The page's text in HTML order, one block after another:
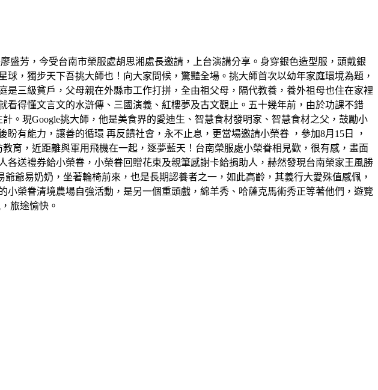
盛芳，今受台南市榮服處胡思湘處長邀請，上台演講分享。身穿銀色造型服，頭戴銀
，獨步天下吾挑大師也！向大家問候，驚豔全場。挑大師首次以幼年家庭環境為題，
三級貧戶，父母親在外縣市工作打拼，全由祖父母，隔代教養，養外祖母也住在家裡
得懂文言文的水滸傳、三國演義、紅樓夢及古文觀止。五十幾年前，由於功課不錯
。現Google挑大師，他是美食界的愛迪生、智慧食材發明家、智慧食材之父，鼓勵小
有能力，讓善的循環 再反饋社會，永不止息，更當場邀請小榮眷 ，參加8月15日 ，
育，近距離與軍用飛機在一起，逐夢藍天！台南榮服處小榮眷相見歡，很有感，畫面
送禮券給小榮眷，小榮眷回贈花束及親筆感謝卡給捐助人，赫然發現台南榮家王風勝
爺易奶奶，坐著輪椅前來，也是長期認養者之一，如此高齡，其義行大愛殊值感佩，
榮眷清境農場自強活動，是另一個重頭戲，綿羊秀、哈薩克馬術秀正等著他們，遊覽
旅途愉快。